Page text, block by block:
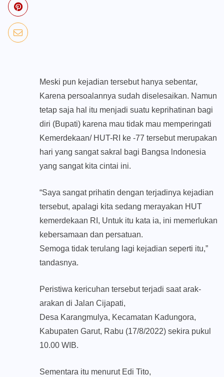
Meski pun kejadian tersebut hanya sebentar,
Karena persoalannya sudah diselesaikan. Namun
tetap saja hal itu menjadi suatu keprihatinan bagi
diri (Bupati) karena mau tidak mau memperingati
Kemerdekaan/ HUT-RI ke -77 tersebut merupakan
hari yang sangat sakral bagi Bangsa lndonesia
yang sangat kita cintai ini.
“Saya sangat prihatin dengan terjadinya kejadian
tersebut, apalagi kita sedang merayakan HUT
kemerdekaan RI, Untuk itu kata ia, ini memerlukan
kebersamaan dan persatuan.
Semoga tidak terulang lagi kejadian seperti itu,”
tandasnya.
Peristiwa kericuhan tersebut terjadi saat arak-
arakan di Jalan Cijapati,
Desa Karangmulya, Kecamatan Kadungora,
Kabupaten Garut, Rabu (17/8/2022) sekira pukul
10.00 WIB.
Sementara itu menurut Edi Tito,